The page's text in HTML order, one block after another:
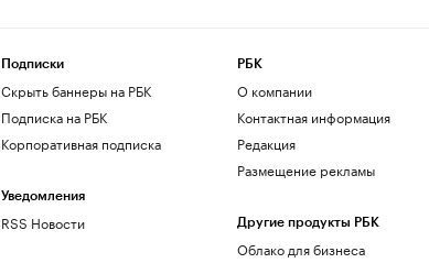
Подписки
Скрыть баннеры на РБК
Подписка на РБК
Корпоративная подписка
Уведомления
RSS Новости
РБК
О компании
Контактная информация
Редакция
Размещение рекламы
Другие продукты РБК
Облако для бизнеса